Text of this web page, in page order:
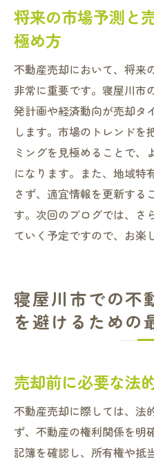
将来の市場予測と
極め方
不動産売却において、将来
非常に重要です。寝屋川市
発計画や経済動向が売却タ
します。市場のトレンドを
ミングを見極めることで、
になります。また、地域特
さず、適宜情報を更新する
す。次回のブログでは、さ
ていく予定ですので、お楽
寝屋川市での不
を避けるための
売却前に必要な法
不動産売却に際しては、法
ず、不動産の権利関係を明
記簿を確認し、所有権や抵